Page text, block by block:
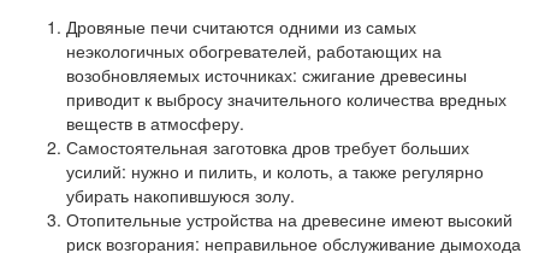
Дровяные печи считаются одними из самых
неэкологичных обогревателей, работающих на
возобновляемых источниках: сжигание древесины
приводит к выбросу значительного количества вредных
веществ в атмосферу.
Самостоятельная заготовка дров требует больших
усилий: нужно и пилить, и колоть, а также регулярно
убирать накопившуюся золу.
Отопительные устройства на древесине имеют высокий
риск возгорания: неправильное обслуживание дымохода